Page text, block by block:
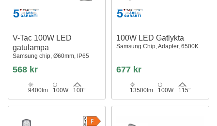
V-Tac 100W LED
gatulampa
Samsung chip, Ø60mm, IP65
568 kr
9400lm 100W 100°
100W LED Gatlykta
Samsung Chip, Adapter, 6500K
677 kr
13500lm 100W 115°